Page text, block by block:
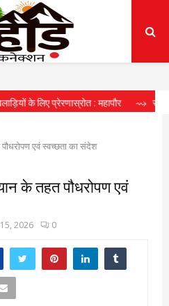
प्रेरणास्रोत : महापौर ⇝ स्वच्छ एवं सुंदर शहर
एवं स्वच्छता का संदेश
के तहत पौधरोपण एवं
2026 0